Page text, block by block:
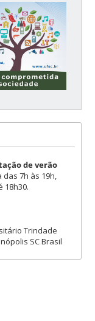
de verão
das 7h às 19h,
18h30.
Trindade
SC Brasil